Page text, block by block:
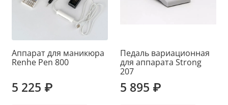
Аппарат для маникюра
Renhe Pen 800
5 225 ₽
Педаль вариационная
для аппарата Strong
207
5 895 ₽